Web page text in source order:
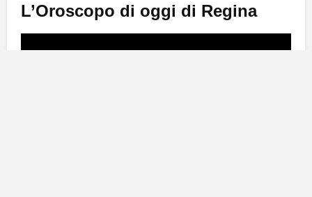
L’Oroscopo di oggi di Regina